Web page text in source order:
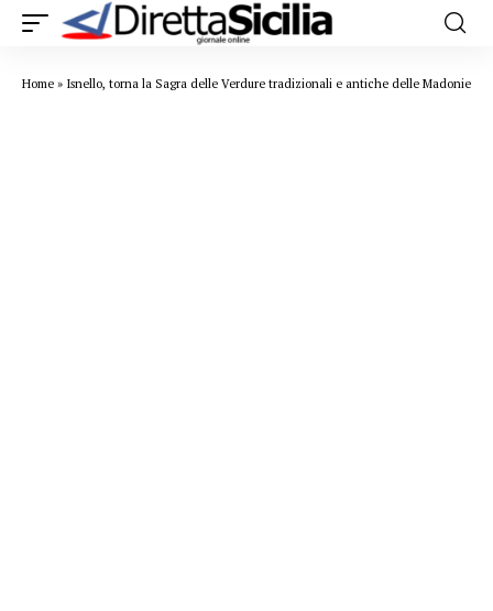
Home » Isnello, torna la Sagra delle Verdure tradizionali e antiche delle Madonie